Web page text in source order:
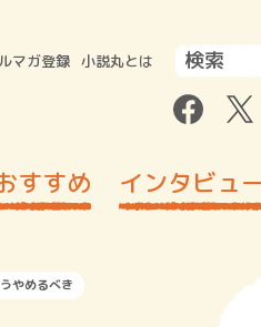
マガ登録 小説丸とは
すすめ インタビュ
やめるべき